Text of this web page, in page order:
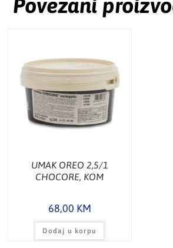
Povezani
UMAK OREO 2,5/1
CHOCORE, KOM
68,00 KM
Dodaj u korpu